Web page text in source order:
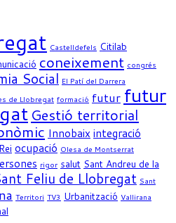
Castelldefels Citilab
coneixement congrés
Social El Patí del Darrera
de Llobregat formació futurfutur
Gestió territorial
Innobaixintegració
ocupació Olesa de Montserrat
rigor salut Sant Andreu de la
Feliu de Llobregat Sant
Territori TV3 Urbanització Vallirana